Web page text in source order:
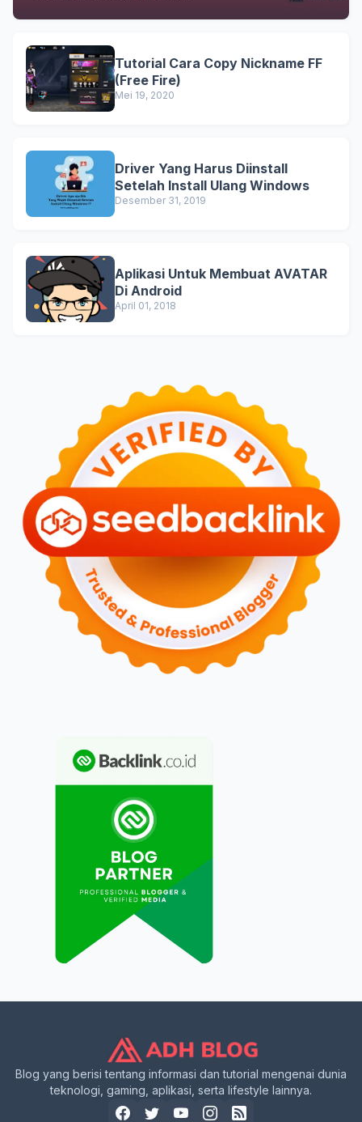
Tutorial Cara Copy Nickname FF
(Free Fire)
Mei 19, 2020
Driver Yang Harus Diinstall
Setelah Install Ulang Windows
Desember 31, 2019
Aplikasi Untuk Membuat AVATAR
Di Android
April 01, 2018
Blog yang berisi tentang informasi dan tutorial mengenai dunia
teknologi, gaming, aplikasi, serta lifestyle lainnya.